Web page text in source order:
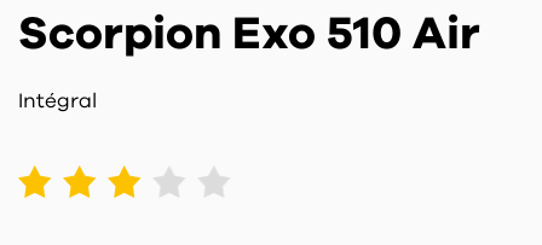
Scorpion Exo 510 Air
Intégral
2 3 4 5